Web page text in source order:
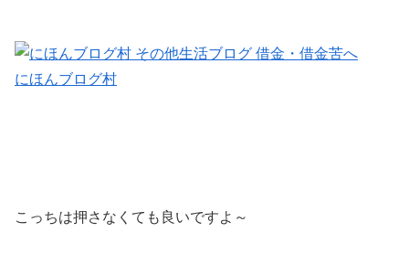
にほんブログ村
こっちは押さなくても良いですよ～